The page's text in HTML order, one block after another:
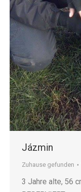
Jázmin
Zuhause gefunden
3 Jahre alte, 56